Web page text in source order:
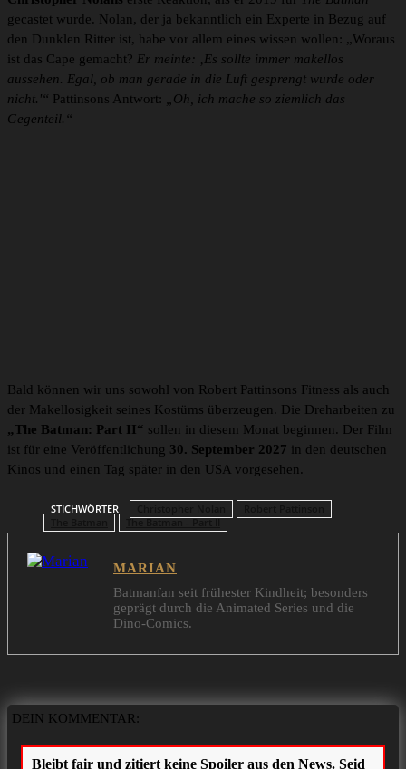
gecastet wurde. Nolan, der ja bekanntlich ein Experte in Bezug auf
den Dunklen Ritter ist, habe vor allem eines wissen wollen: „Woraus
ist das Cape gemacht? Er meinte: ‚Es sollte immer makellos
aussehen. Egal, ob man gerade in die Luft gesprengt wurde oder
nicht.'“ Pattinsons Antwort: „Oh, ich mache so ziemlich das
Gegenteil.“
Bald können wir uns sowohl von Robert Pattinsons Fitness als auch
der Makellosigkeit seines Kostüms überzeugen. Die Dreharbeiten zu
„The Batman: Part II“ sollen in diesem Monat beginnen. Der Film
ist für eine Veröffentlichung 30. September 2027 in den deutschen
Kinos und einen Tag später in den USA vorgesehen.
STICHWÖRTER
The Batman - Part II
MARIAN
Batmanfan seit frühester Kindheit; besonders
geprägt durch die Animated Series und die
Dino-Comics.
DEIN KOMMENTAR: